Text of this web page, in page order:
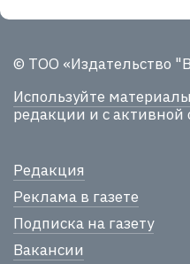
© ТОО «Издательство
Используйте материалы
редакции и с активной
Редакция
Реклама в газете
Подписка на газету
Вакансии